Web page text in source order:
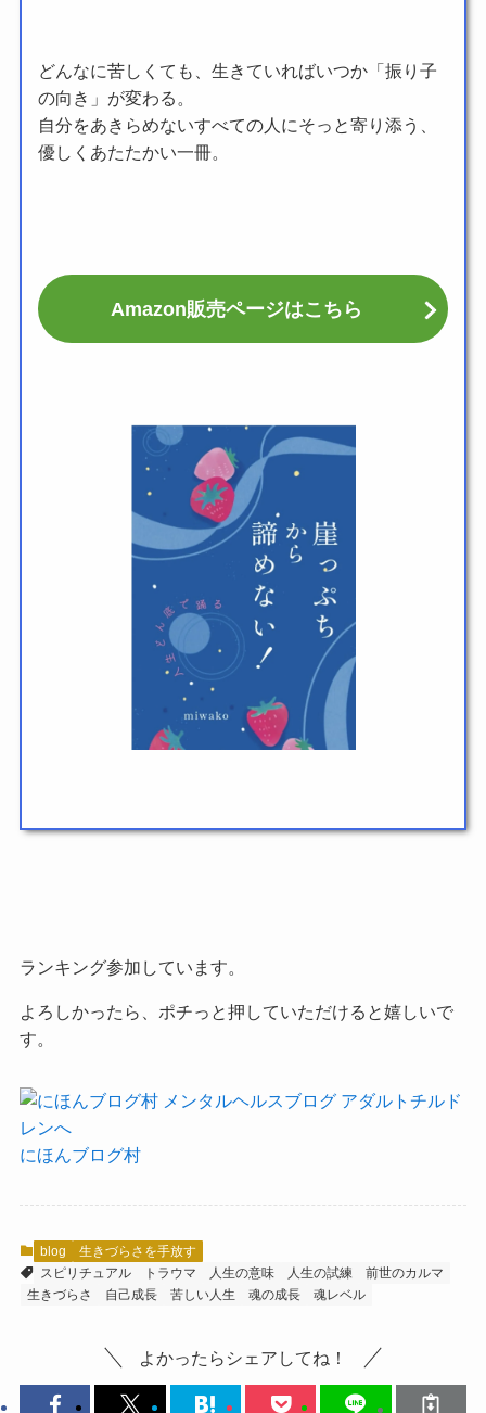
どんなに苦しくても、生きていればいつか「振り子
の向き」が変わる。
自分をあきらめないすべての人にそっと寄り添う、
優しくあたたかい一冊。
Amazon販売ページはこちら
ランキング参加しています。
よろしかったら、ポチっと押していただけると嬉しいで
す。
にほんブログ村
blog
生きづらさを手放す
スピリチュアル
トラウマ 人生の意味 人生の試練
前世のカルマ
生きづらさ
自己成長 苦しい人生 魂の成長 魂レベル
よかったらシェアしてね！